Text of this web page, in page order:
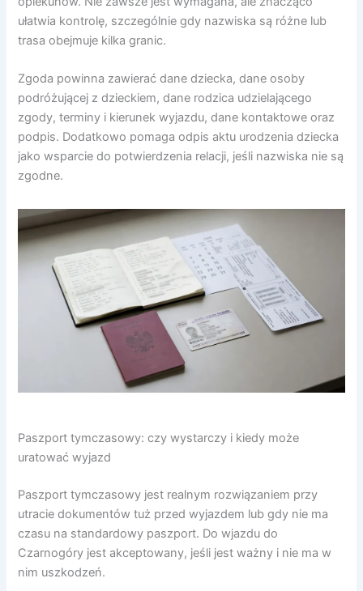
ułatwia kontrolę, szczególnie gdy nazwiska są różne lub
trasa obejmuje kilka granic.
Zgoda powinna zawierać dane dziecka, dane osoby
podróżującej z dzieckiem, dane rodzica udzielającego
zgody, terminy i kierunek wyjazdu, dane kontaktowe oraz
podpis. Dodatkowo pomaga odpis aktu urodzenia dziecka
jako wsparcie do potwierdzenia relacji, jeśli nazwiska nie są
zgodne.
Paszport tymczasowy: czy wystarczy i kiedy może
uratować wyjazd
Paszport tymczasowy jest realnym rozwiązaniem przy
utracie dokumentów tuż przed wyjazdem lub gdy nie ma
czasu na standardowy paszport. Do wjazdu do
Czarnogóry jest akceptowany, jeśli jest ważny i nie ma w
nim uszkodzeń.